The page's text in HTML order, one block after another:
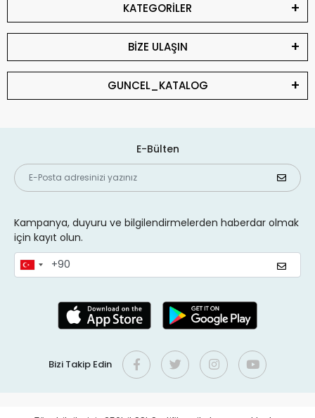
KATEGORİLER
BİZE ULAŞIN
GUNCEL_KATALOG
E-Bülten
Kampanya, duyuru ve bilgilendirmelerden haberdar olmak
için kayıt olun.
Bizi Takip Edin